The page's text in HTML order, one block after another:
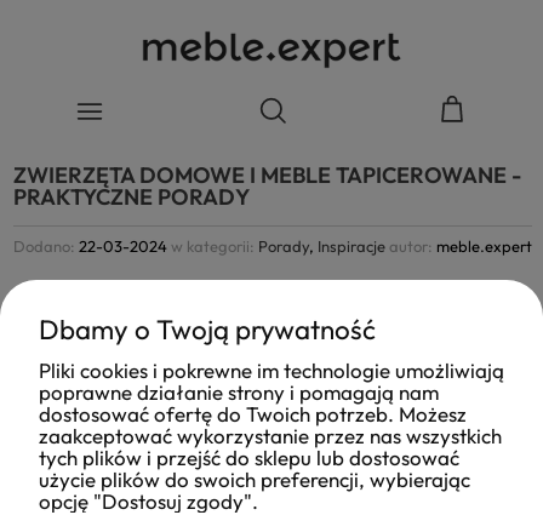
ZWIERZĘTA DOMOWE I MEBLE TAPICEROWANE -
PRAKTYCZNE PORADY
Dodano:22-03-2024w kategorii: Porady, Inspiracje autor: meble.expert
Dbamy o Twoją prywatność
Pliki cookies i pokrewne im technologie umożliwiają
poprawne działanie strony i pomagają nam
dostosować ofertę do Twoich potrzeb. Możesz
zaakceptować wykorzystanie przez nas wszystkich
tych plików i przejść do sklepu lub dostosować
użycie plików do swoich preferencji, wybierając
opcję "Dostosuj zgody".